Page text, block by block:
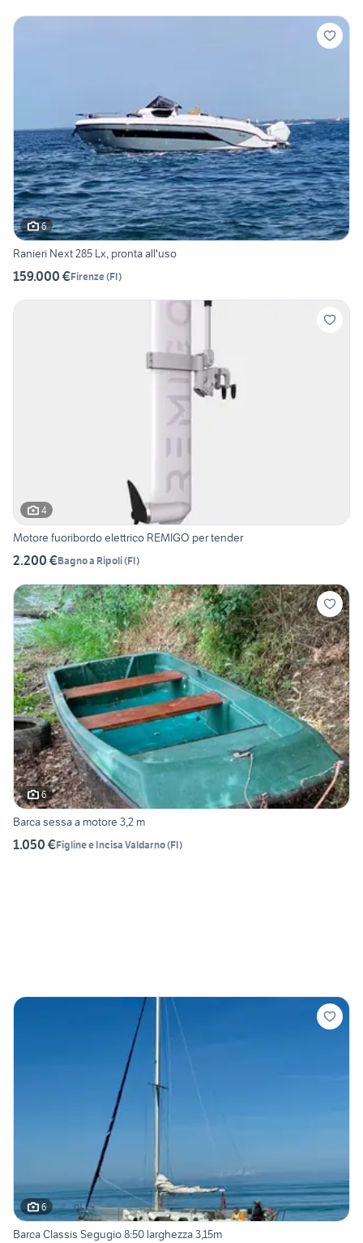
6
Ranieri Next 285 Lx, pronta all'uso
159.000 €Firenze(FI)
4
Motore fuoribordo elettrico REMIGO per tender
2.200 €Bagno a Ripoli(FI)
6
Barca sessa a motore 3,2 m
1.050 €Figline e Incisa Valdarno(FI)
6
Barca Classis Segugio 8:50 larghezza 3,15m